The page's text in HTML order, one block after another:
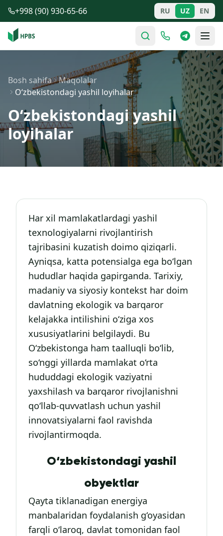
Tarkibga o'tish
+998 (90) 930-65-66 RU UZ EN
Bosh sahifa
Maqolalar
O‘zbekistondagi yashil loyihalar
O‘zbekistondagi yashil
loyihalar
Har xil mamlakatlardagi yashil
texnologiyalarni rivojlantirish
tajribasini kuzatish doimo qiziqarli.
Ayniqsa, katta potensialga ega bo‘lgan
hududlar haqida gapirganda. Tarixiy,
madaniy va siyosiy kontekst har doim
davlatning ekologik va barqaror
kelajakka intilishini o‘ziga xos
xususiyatlarini belgilaydi. Bu
O‘zbekistonga ham taalluqli bo‘lib,
so‘nggi yillarda mamlakat o‘rta
hududdagi ekologik vaziyatni
yaxshilash va barqaror rivojlanishni
qo‘llab-quvvatlash uchun yashil
innovatsiyalarni faol ravishda
rivojlantirmoqda.
O‘zbekistondagi yashil
obyektlar
Qayta tiklanadigan energiya
manbalaridan foydalanish g‘oyasidan
farqli o‘laroq, davlat tomonidan faol